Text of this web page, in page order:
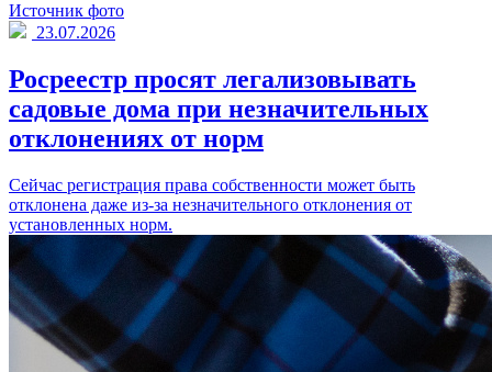
Источник фото
23.07.2026
Росреестр просят легализовывать
садовые дома при незначительных
отклонениях от норм
Сейчас регистрация права собственности может быть
отклонена даже из-за незначительного отклонения от
установленных норм.